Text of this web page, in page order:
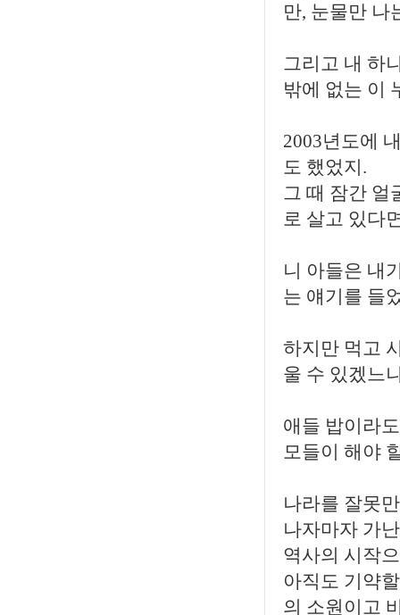
만, 눈물만 나
그리고 내 하
밖에 없는 이
2003년도에
도 했었지.
그 때 잠간 얼
로 살고 있다
니 아들은 내
는 얘기를 들
하지만 먹고
울 수 있겠느
애들 밥이라
모들이 해야
나라를 잘못
나자마자 가
역사의 시작
아직도 기약
의 소원이고